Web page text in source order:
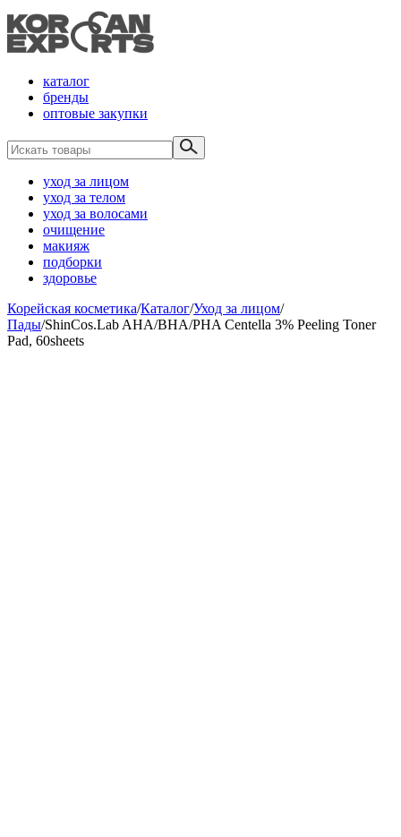
каталог
бренды
оптовые закупки
уход за лицом
уход за телом
уход за волосами
очищение
макияж
подборки
здоровье
Корейская косметика/Каталог/Уход за лицом/
Пады/ShinCos.Lab AHA/BHA/PHA Centella 3% Peeling Toner
Pad, 60sheets